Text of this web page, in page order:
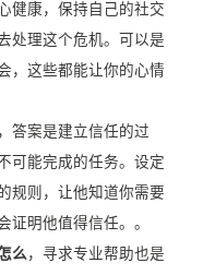
健康，保持自己的社交
处理这个危机。可以是
，这些都能让你的心情
，答案是建立信任的过
可能完成的任务。设定
规则，让他知道你需要
证明他值得信任。。
么，寻求专业帮助也是